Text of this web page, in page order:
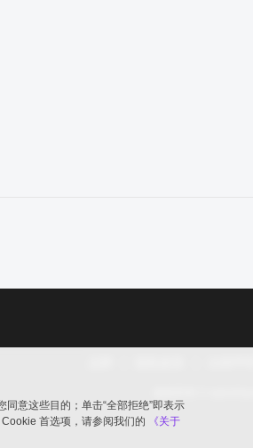
意这些目的；单击“全部拒绝”即表示
首选项，请参阅我们的
《关于